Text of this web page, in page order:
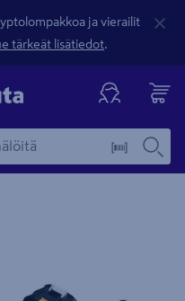
ja vierailit
tärkeät lisätiedot.
kuvaus -